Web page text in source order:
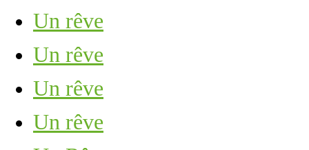
Un rêve
Un rêve
Un rêve
Un rêve